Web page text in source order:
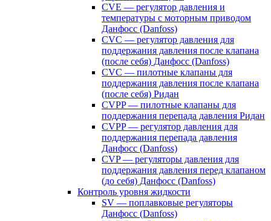
CVE — регулятор давления и
температуры с моторным приводом
Данфосс (Danfoss)
CVС — регулятор давления для
поддержания давления после клапана
(после себя) Данфосс (Danfoss)
CVС — пилотные клапаны для
поддержания давления после клапана
(после себя) Ридан
CVPP — пилотные клапаны для
поддержания перепада давления Ридан
CVPP — регулятор давления для
поддержания перепада давления
Данфосс (Danfoss)
CVP — регуляторы давления для
поддержания давления перед клапаном
(до себя) Данфосс (Danfoss)
Контроль уровня жидкости
SV — поплавковые регуляторы
Данфосс (Danfoss)